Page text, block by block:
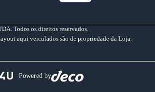
Todos os direitos reservados.
aqui veiculados são de propriedade da Loja.
Powered by